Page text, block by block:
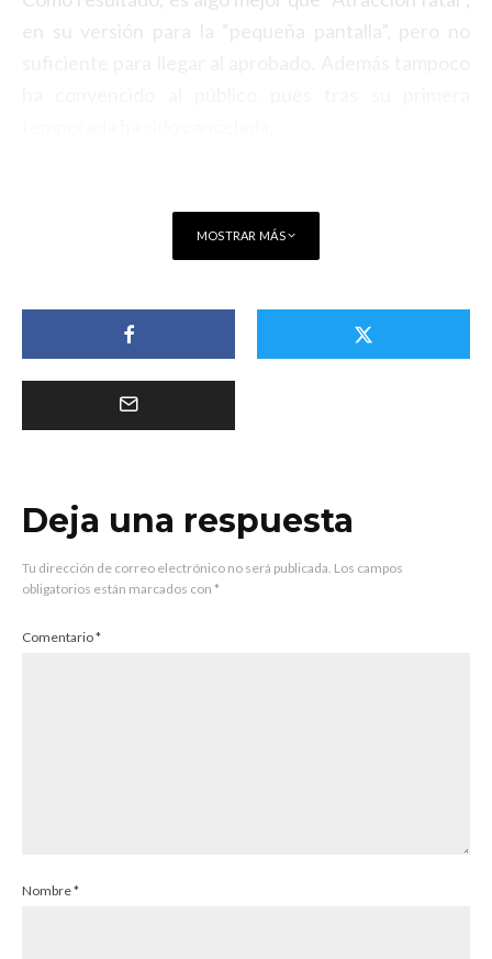
en su versión para la “pequeña pantalla”, pero no
MOSTRAR MÁS
Deja una respuesta
Tu dirección de correo electrónico no será publicada. Los campos
obligatorios están marcados con *
Comentario*
Nombre*